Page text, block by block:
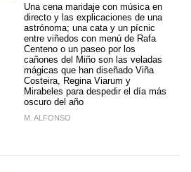
Una cena maridaje con música en
directo y las explicaciones de una
astrónoma; una cata y un pícnic
entre viñedos con menú de Rafa
Centeno o un paseo por los
cañones del Miño son las veladas
mágicas que han diseñado Viña
Costeira, Regina Viarum y
Mirabeles para despedir el día más
oscuro del año
M. ALFONSO